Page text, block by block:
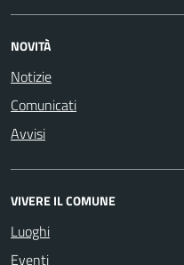
NOVITÀ
Notizie
Comunicati
Avvisi
VIVERE IL COMUNE
Luoghi
Eventi